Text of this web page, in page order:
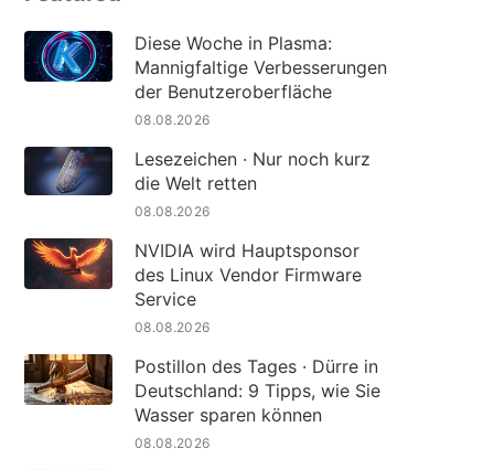
Diese Woche in Plasma:
Mannigfaltige Verbesserungen
der Benutzeroberfläche
08.08.2026
Lesezeichen · Nur noch kurz
die Welt retten
08.08.2026
NVIDIA wird Hauptsponsor
des Linux Vendor Firmware
Service
08.08.2026
Postillon des Tages · Dürre in
Deutschland: 9 Tipps, wie Sie
Wasser sparen können
08.08.2026